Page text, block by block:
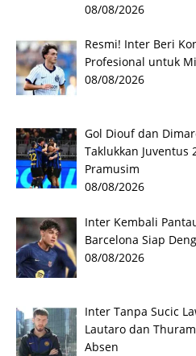
08/08/2026
Resmi! Inter Beri
Profesional untuk
08/08/2026
Gol Diouf dan
Taklukkan Juventus
Pramusim
08/08/2026
Inter Kembali
Barcelona Siap
08/08/2026
Inter Tanpa Sucic
Lautaro dan
Absen